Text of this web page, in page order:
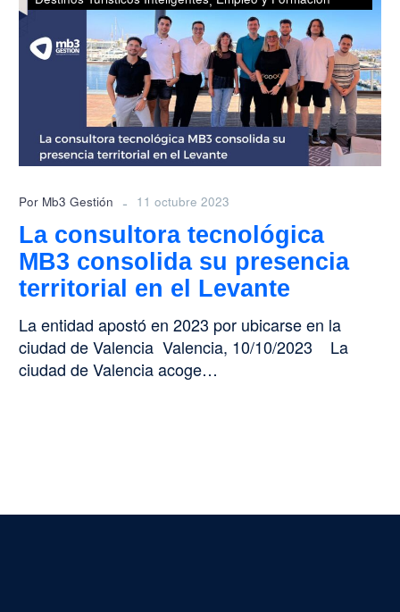
tecnológica
MB3
consolida
su
presencia
territorial
en
el
Levante
Por Mb3 Gestión - 11 octubre 2023
La consultora tecnológica
MB3 consolida su presencia
territorial en el Levante
La entidad apostó en 2023 por ubicarse en la
ciudad de Valencia Valencia, 10/10/2023 La
ciudad de Valencia acoge…